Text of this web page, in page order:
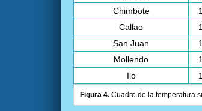
Chimbote
Callao
San Juan
Mollendo
Ilo
Figura 4. Cuadro de la temperatura